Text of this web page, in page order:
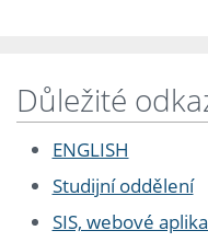
Důležité
ENGLISH
Studijní oddělení
SIS, webové